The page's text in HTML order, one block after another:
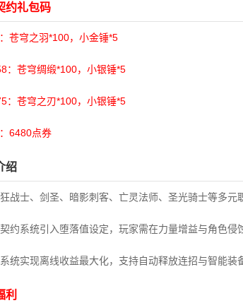
约礼包码
苍穹之羽*100，小金锤*5
：苍穹绸缎*100，小银锤*5
：苍穹之刃*100，小银锤*5
6480点券
绍
战士、剑圣、暗影刺客、亡灵法师、圣光骑士等多元
约系统引入堕落值设定，玩家需在力量增益与角色侵
统实现离线收益最大化，支持自动释放连招与智能装
利